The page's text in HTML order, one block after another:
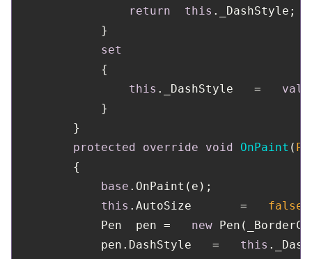
return
this ._DashStyle;
            }
set
            {
this ._DashStyle   =
            }
        }
protected
override void OnPaint (
        {
base .OnPaint(e);
this .AutoSize       = false
            Pen  pen =
new
            pen.DashStyle   =
this